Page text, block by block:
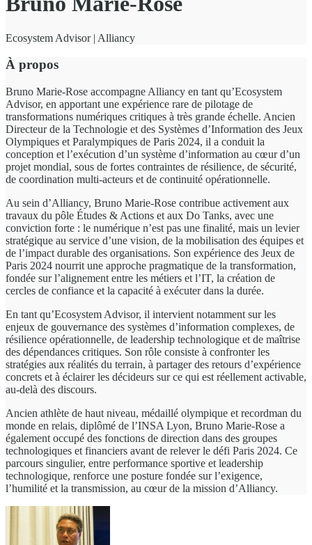
Ecosystem Advisor | Alliancy
À propos
Bruno Marie-Rose accompagne Alliancy en tant qu’Ecosystem
Advisor, en apportant une expérience rare de pilotage de
transformations numériques critiques à très grande échelle. Ancien
Directeur de la Technologie et des Systèmes d’Information des Jeux
Olympiques et Paralympiques de Paris 2024, il a conduit la
conception et l’exécution d’un système d’information au cœur d’un
projet mondial, sous de fortes contraintes de résilience, de sécurité,
de coordination multi-acteurs et de continuité opérationnelle.
Au sein d’Alliancy, Bruno Marie-Rose contribue activement aux
travaux du pôle Études & Actions et aux Do Tanks, avec une
conviction forte : le numérique n’est pas une finalité, mais un levier
stratégique au service d’une vision, de la mobilisation des équipes et
de l’impact durable des organisations. Son expérience des Jeux de
Paris 2024 nourrit une approche pragmatique de la transformation,
fondée sur l’alignement entre les métiers et l’IT, la création de
cercles de confiance et la capacité à exécuter dans la durée.
En tant qu’Ecosystem Advisor, il intervient notamment sur les
enjeux de gouvernance des systèmes d’information complexes, de
résilience opérationnelle, de leadership technologique et de maîtrise
des dépendances critiques. Son rôle consiste à confronter les
stratégies aux réalités du terrain, à partager des retours d’expérience
concrets et à éclairer les décideurs sur ce qui est réellement activable,
au-delà des discours.
Ancien athlète de haut niveau, médaillé olympique et recordman du
monde en relais, diplômé de l’INSA Lyon, Bruno Marie-Rose a
également occupé des fonctions de direction dans des groupes
technologiques et financiers avant de relever le défi Paris 2024. Ce
parcours singulier, entre performance sportive et leadership
technologique, renforce une posture fondée sur l’exigence,
l’humilité et la transmission, au cœur de la mission d’Alliancy.